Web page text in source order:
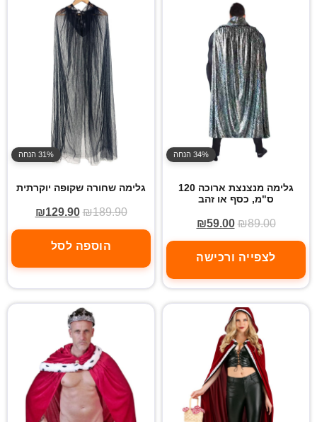
34% הנחה
גלימה מנצנצת ארוכה 120
ס"מ, כסף או זהב
₪89.00
₪59.00
לצפייה ורכישה
31% הנחה
גלימה שחורה שקופה יוקרתית
₪189.90
₪129.90
הוספה לסל